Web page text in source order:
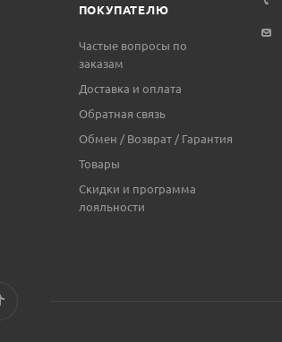
ПОКУПАТЕЛЮ
Частые вопросы по
заказам
Доставка и оплата
Обратная связь
Обмен / Возврат / Гарантия
Товары
Скидки и программа
лояльности